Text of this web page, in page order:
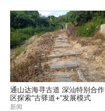
通山达海寻古道 深汕特别合作
区探索“古驿道+”发展模式
新闻